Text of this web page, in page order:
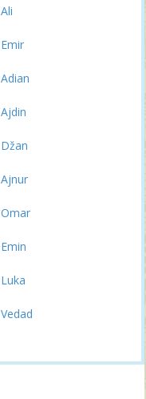
Ali
Emir
Adian
Ajdin
Džan
Ajnur
Omar
Emin
Luka
Vedad